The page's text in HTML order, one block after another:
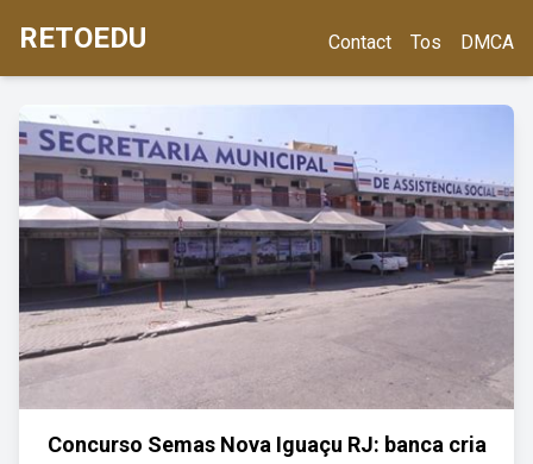
RETOEDU Contact Tos DMCA
Concurso Semas Nova Iguaçu RJ: banca cria